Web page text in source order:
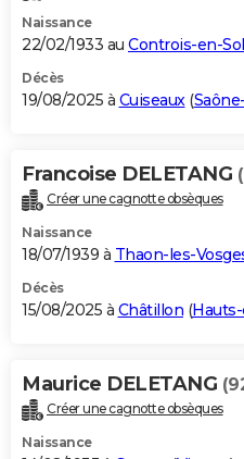
Naissance
22/02/1933 au Controis-en-
Décès
19/08/2025 à Cuiseaux(
Francoise DELETANG
Créer une cagnotte obsèques
Naissance
18/07/1939 à Thaon-les-
Décès
15/08/2025 à Châtillon (
Maurice DELETANG
Créer une cagnotte obsèques
Naissance